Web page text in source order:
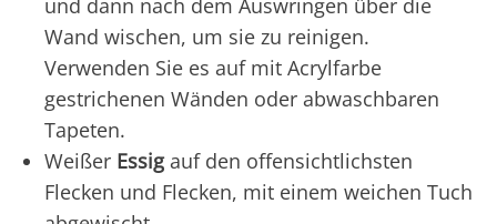
und dann nach dem Auswringen über die
Wand wischen, um sie zu reinigen.
Verwenden Sie es auf mit Acrylfarbe
gestrichenen Wänden oder abwaschbaren
Tapeten.
Weißer Essigauf den offensichtlichsten
Flecken und Flecken, mit einem weichen Tuch